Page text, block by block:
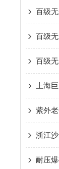
百级
百级
上海
紫外
浙江